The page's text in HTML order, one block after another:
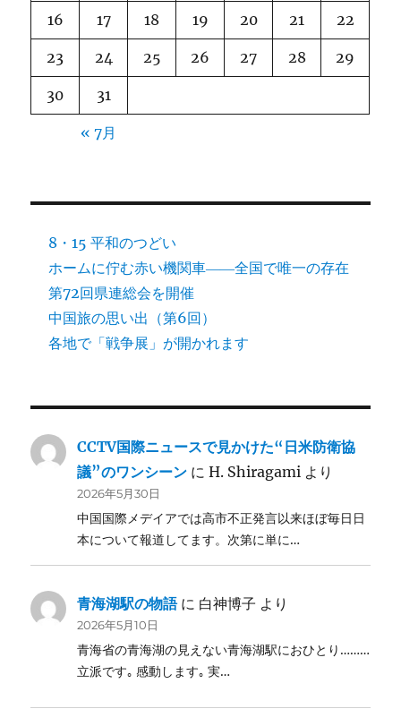
16 17 18 19 20 21 22
23 24 25 26 27 28 29
30 31
« 7月
8・15 平和のつどい
ホームに佇む赤い機関車――全国で唯一の存在
第72回県連総会を開催
中国旅の思い出（第6回）
各地で「戦争展」が開かれます
CCTV国際ニュースで見かけた“日米防衛協
議”のワンシーン にH. Shiragami より
2026年5月30日
中国国際メデイアでは高市不正発言以来ほぼ毎日日
本について報道してます。次第に単に…
青海湖駅の物語に 白神博子 より
2026年5月10日
青海省の青海湖の見えない青海湖駅におひとり………
立派です｡ 感動します｡ 実…